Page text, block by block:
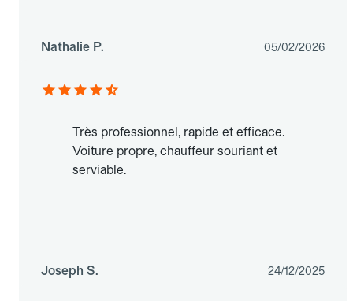
Nathalie P. 05/02/2026
Très professionnel, rapide et efficace.
Voiture propre, chauffeur souriant et
serviable.
Joseph S. 24/12/2025